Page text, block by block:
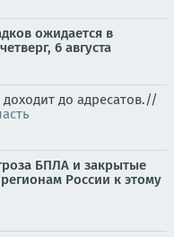
ожидается в
6 августа
доходит до адресатов.//
БПЛА и закрытые
России к этому